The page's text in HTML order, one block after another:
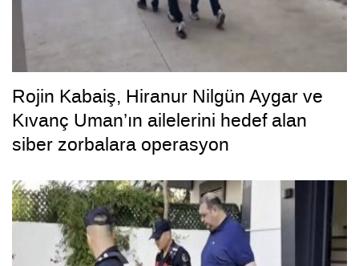
Rojin Kabaiş, Hiranur Nilgün Aygar ve
Kıvanç Uman’ın ailelerini hedef alan
siber zorbalara operasyon